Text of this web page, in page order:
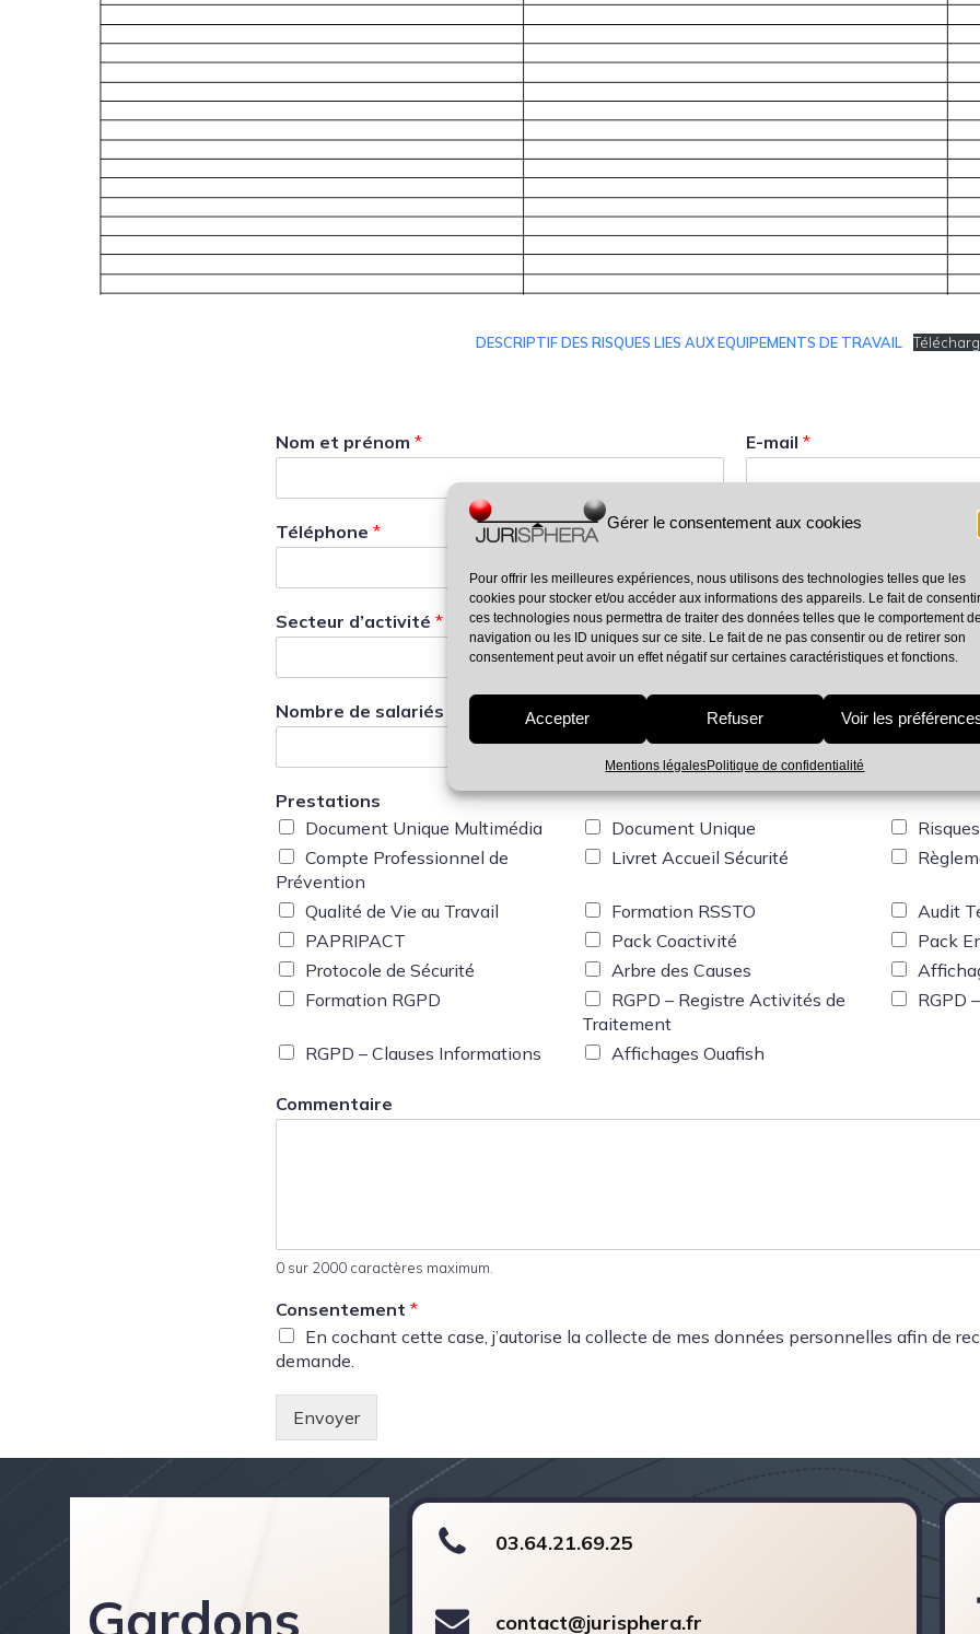
Gérer le consentement aux cookies
Pour offrir les meilleures expériences, nous utilisons des technologies telles que les
cookies pour stocker et/ou accéder aux informations des appareils. Le fait de
ces technologies nous permettra de traiter des données telles que le comportement de
navigation ou les ID uniques sur ce site. Le fait de ne pas consentir ou de retirer son
consentement peut avoir un effet négatif sur certaines caractéristiques et fonctions.
Accepter Refuser Voir les
Mentions légalesPolitique de confidentialité
DESCRIPTIF DES RISQUES LIES AUX EQUIPEMENTS DE TRAVAIL
Nom et prénom * E-mail *
Téléphone * Entreprise*
Secteur d’activité * Département*
Nombre de salariés
Prestations
Document Unique Multimédia
Document Unique
Compte Professionnel de
Prévention
Livret Accueil Sécurité
Qualité de Vie au Travail Formation RSSTO
Audit
PAPRIPACT
Pack Coactivité
Pack
Protocole de Sécurité
Arbre des Causes
Formation RGPD
RGPD – Registre Activités de
Traitement
RGPD
RGPD – Clauses Informations Affichages Ouafish
Commentaire
0 sur 2000 caractères maximum.
Consentement *
En cochant cette case, j’autorise la collecte de mes données personnelles afin de
demande.
Envoyer
Gardons
03.64.21.69.25
contact@jurisphera.fr